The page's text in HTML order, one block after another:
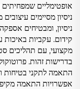
אופטימליים שמפחיתים
ניסיון מסיימים
ניסיון, ומבטיחים
קידום. עקביות באיכות
מקצועי, עם תהליכים
בדרישות זהות.
התאמה לתקני בטיחות
אפשרויות התאמה